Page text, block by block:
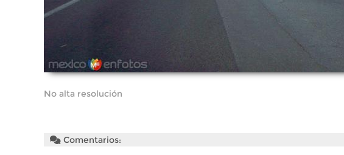
No alta resolución
Comentarios: